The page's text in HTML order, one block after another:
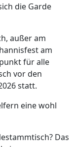
die Garde
außer am
am
für alle
vor den
statt.
eine wohl
Das